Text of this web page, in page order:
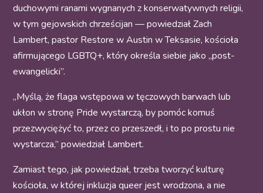
duchowymi ranami wygnanych z konserwatywnych religii,
w tym gejowskich chrześcijan — powiedział Zach
Lambert, pastor Restore w Austin w Teksasie, kościoła
afirmującego LGBTQ+, który określa siebie jako „post-
ewangelicki”.
„Myślą, że flaga wstępowa w tęczowych barwach lub
ukłon w stronę Pride wystarczą, by pomóc komuś
przezwyciężyć to, przez co przeszedł, i to po prostu nie
wystarcza,” powiedział Lambert.
Zamiast tego, jak powiedział, trzeba tworzyć kulturę
kościoła, w której inkluzja queer jest wrodzona, a nie